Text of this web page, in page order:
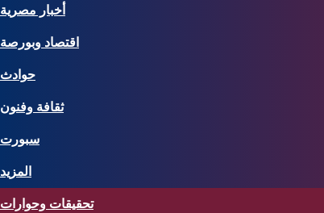
أخبار مصرية
اقتصاد وبورصة
حوادث
ثقافة وفنون
سبورت
المزيد
تحقيقات وحوارات